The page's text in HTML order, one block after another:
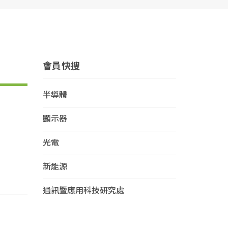
會員快搜
半導體
顯示器
光電
新能源
通訊暨應用科技研究處